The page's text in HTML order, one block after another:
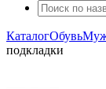
КаталогОбувь
подкладки